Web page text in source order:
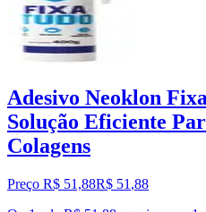
Adesivo Neoklon
Solução Eficiente
Colagens
Preço R$ 51,88R$ 51 ,88